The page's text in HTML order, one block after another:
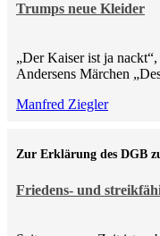
Trumps neue Kleider
„Der Kaiser ist ja
Andersens Märchen
Manfred Ziegler
Friedens- und
Zur Erklärung des DGB